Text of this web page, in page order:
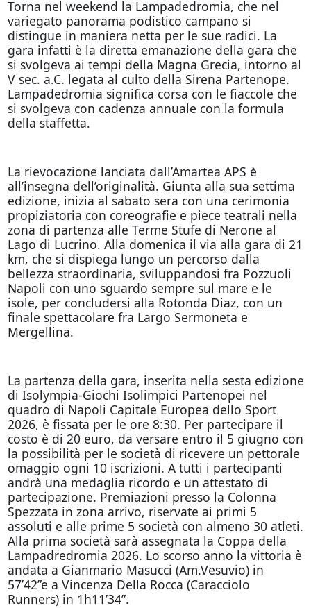
Torna nel weekend la Lampadedromia, che nel
variegato panorama podistico campano si
distingue in maniera netta per le sue radici. La
gara infatti è la diretta emanazione della gara che
si svolgeva ai tempi della Magna Grecia, intorno al
V sec. a.C. legata al culto della Sirena Partenope.
Lampadedromia significa corsa con le fiaccole che
si svolgeva con cadenza annuale con la formula
della staffetta.
La rievocazione lanciata dall’Amartea APS è
all’insegna dell’originalità. Giunta alla sua settima
edizione, inizia al sabato sera con una cerimonia
propiziatoria con coreografie e piece teatrali nella
zona di partenza alle Terme Stufe di Nerone al
Lago di Lucrino. Alla domenica il via alla gara di 21
km, che si dispiega lungo un percorso dalla
bellezza straordinaria, sviluppandosi fra Pozzuoli
Napoli con uno sguardo sempre sul mare e le
isole, per concludersi alla Rotonda Diaz, con un
finale spettacolare fra Largo Sermoneta e
Mergellina.
La partenza della gara, inserita nella sesta edizione
di Isolympia-Giochi Isolimpici Partenopei nel
quadro di Napoli Capitale Europea dello Sport
2026, è fissata per le ore 8:30. Per partecipare il
costo è di 20 euro, da versare entro il 5 giugno con
la possibilità per le società di ricevere un pettorale
omaggio ogni 10 iscrizioni. A tutti i partecipanti
andrà una medaglia ricordo e un attestato di
partecipazione. Premiazioni presso la Colonna
Spezzata in zona arrivo, riservate ai primi 5
assoluti e alle prime 5 società con almeno 30 atleti.
Alla prima società sarà assegnata la Coppa della
Lampadredromia 2026. Lo scorso anno la vittoria è
andata a Gianmario Masucci (Am.Vesuvio) in
57’42”e a Vincenza Della Rocca (Caracciolo
Runners) in 1h11’34”.